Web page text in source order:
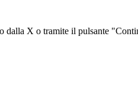
dalla X o tramite il pulsante